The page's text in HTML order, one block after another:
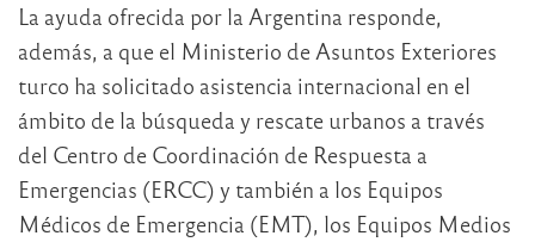
La ayuda ofrecida por la Argentina responde,
además, a que el Ministerio de Asuntos Exteriores
turco ha solicitado asistencia internacional en el
ámbito de la búsqueda y rescate urbanos a través
del Centro de Coordinación de Respuesta a
Emergencias (ERCC) y también a los Equipos
Médicos de Emergencia (EMT), los Equipos Medios